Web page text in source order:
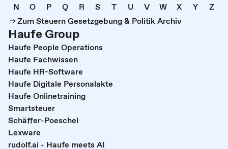
N
O P Q R S T U V W X Y
Z
Zum Steuern Gesetzgebung & Politik Archiv
Haufe Group
Haufe People Operations
Haufe Fachwissen
Haufe HR-Software
Haufe Digitale Personalakte
Haufe Onlinetraining
Smartsteuer
Schäffer-Poeschel
Lexware
rudolf.ai - Haufe meets AI